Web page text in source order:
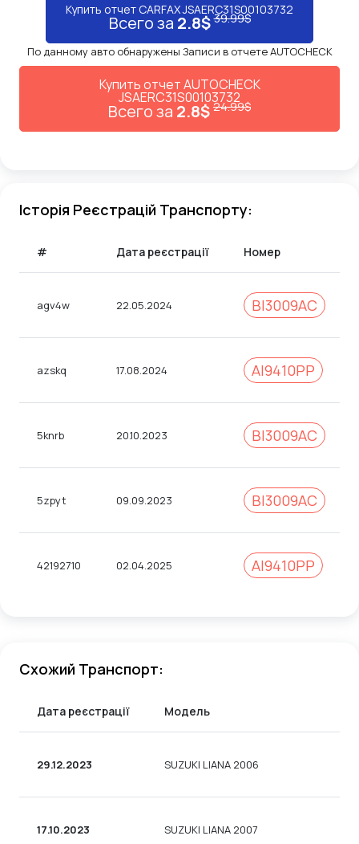
Купить отчет CARFAX JSAERC31S00103732
Всего за 2.8$39.99$
По данному авто обнаружены Записи в отчете AUTOCHECK
Купить отчет AUTOCHECK
JSAERC31S00103732
Всего за 2.8$24.99$
Історія Реєстрацій Транспорту:
# Дата реєстрації Номер
agv4w 22.05.2024 BI3009AC
azskq 17.08.2024 AI9410PP
5knrb 20.10.2023 BI3009AC
5zpyt 09.09.2023 BI3009AC
42192710 02.04.2025 АІ9410РР
Схожий Транспорт:
Дата реєстрації Модель
29.12.2023 SUZUKI LIANA 2006
17.10.2023 SUZUKI LIANA 2007